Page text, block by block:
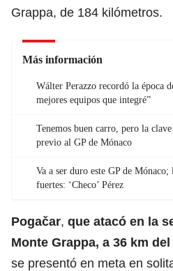
Grappa, de 184 kilómetros.
Más información
Wálter Perazzo recordó la época
mejores equipos que integré”
Tenemos buen carro, pero la
previo al GP de Mónaco
Va a ser duro este GP de
fuertes: ‘Checo’ Pérez
Pogačar, que atacó en la
Monte Grappa, a 36 km
se presentó en meta en